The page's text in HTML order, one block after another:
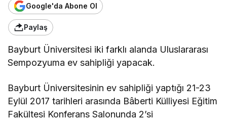
Google'da Abone Ol
Paylaş
Bayburt Üniversitesi iki farklı alanda Uluslararası
Sempozyuma ev sahipliği yapacak.
Bayburt Üniversitesinin ev sahipliği yaptığı 21-23
Eylül 2017 tarihleri arasında Bâberti Külliyesi Eğitim
Fakültesi Konferans Salonunda 2’si